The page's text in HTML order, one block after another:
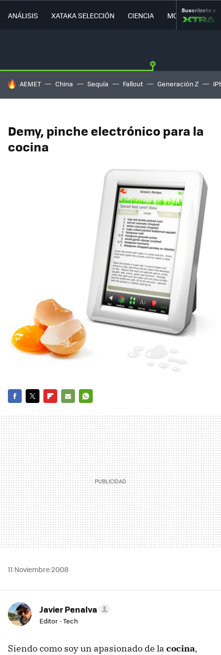
ANÁLISIS XATAKA SELECCIÓN CIENCIA MOVILIDAD
Suscríbete a
HOY SE HABLA DE
AEMET China Sequía Fallout Generación Z
Demy, pinche electrónico para la
cocina
MAIL
11 Noviembre 2008
Javier Penalva
Editor - Tech
Siendo como soy un apasionado de la cocina,